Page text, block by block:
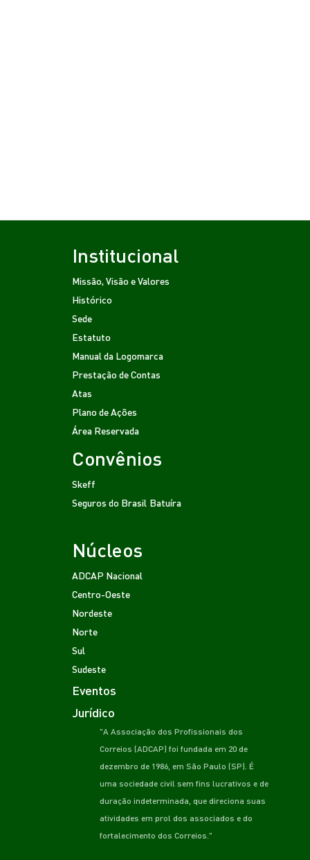
Institucional
Missão, Visão e Valores
Histórico
Sede
Estatuto
Manual da Logomarca
Prestação de Contas
Atas
Plano de Ações
Área Reservada
Convênios
Skeff
Seguros do Brasil Batuíra
Núcleos
ADCAP Nacional
Centro-Oeste
Nordeste
Norte
Sul
Sudeste
Eventos
Jurídico
"A Associação dos Profissionais dos
Correios (ADCAP) foi fundada em 20 de
dezembro de 1986, em São Paulo (SP). É
uma sociedade civil sem fins lucrativos e de
duração indeterminada, que direciona suas
atividades em prol dos associados e do
fortalecimento dos Correios."